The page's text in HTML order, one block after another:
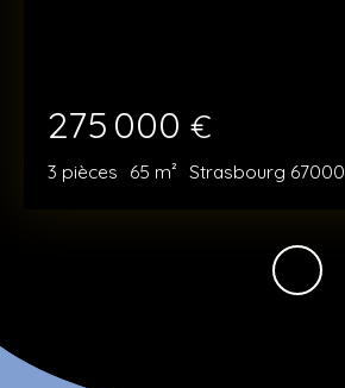
275 000 €
3 pièces 65 m² Strasbourg 67000